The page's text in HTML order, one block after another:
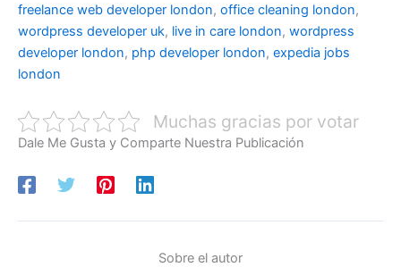
freelance web developer london, office cleaning london,
wordpress developer uk, live in care london, wordpress
developer london, php developer london, expedia jobs
london
Muchas gracias por votar
Dale Me Gusta y Comparte Nuestra Publicación
Sobre el autor